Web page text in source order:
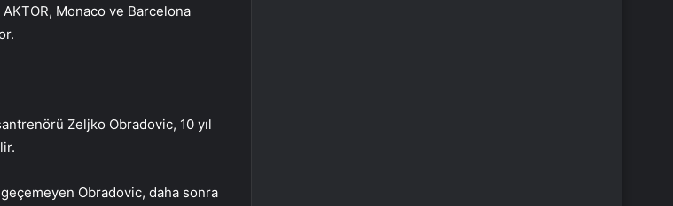
Monaco ve Barcelona
Zeljko Obradovic, 10 yıl
Obradovic, daha sonra